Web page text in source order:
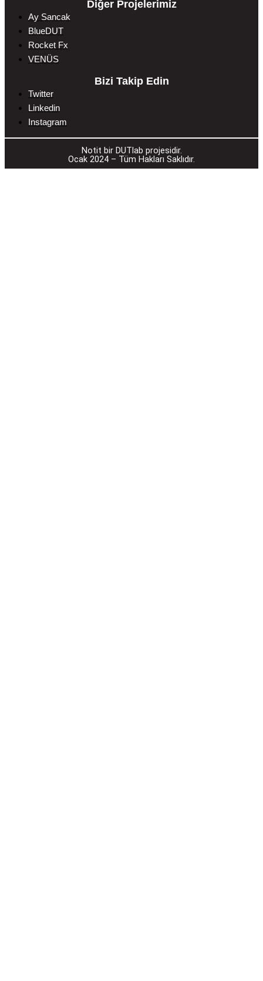
Diğer Projelerimiz
Ay Sancak
BlueDUT
Rocket Fx
VENÜS
Bizi Takip Edin
Twitter
Linkedin
Instagram
Notit bir DUTlab projesidir.
Ocak 2024 – Tüm Hakları Saklıdır.